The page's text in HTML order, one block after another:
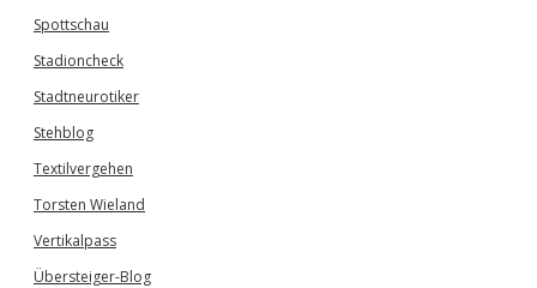
Spottschau
Stadioncheck
Stadtneurotiker
Stehblog
Textilvergehen
Torsten Wieland
Vertikalpass
Übersteiger-Blog